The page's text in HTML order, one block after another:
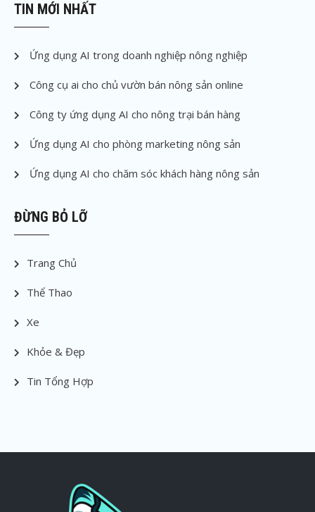
TIN MỚI NHẤT
Ứng dụng AI trong doanh nghiệp nông nghiệp
Công cụ ai cho chủ vườn bán nông sản online
Công ty ứng dụng AI cho nông trại bán hàng
Ứng dụng AI cho phòng marketing nông sản
Ứng dụng AI cho chăm sóc khách hàng nông sản
ĐỪNG BỎ LỠ
Trang Chủ
Thể Thao
Xe
Khỏe & Đẹp
Tin Tổng Hợp